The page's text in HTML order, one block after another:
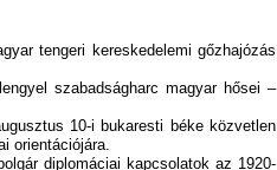
tengeri kereskedelemi gőzhajózás
szabadságharc magyar hősei –
10-i bukaresti béke közvetlen
orientációjára.
diplomáciai kapcsolatok az 1920-